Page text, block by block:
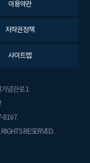
이용약관
저작권정책
사이트맵
념관로 1
8167.
RESERVED.